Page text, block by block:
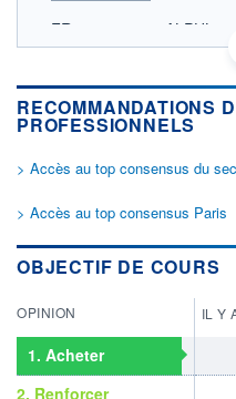
FR0012419307 ALPUL
EURONEXT PARIS
Cotation sur les autres
11h51
SECTEUR
Jouets
OUVERTURE
8,600
RECOMMANDATIONS
PROFESSIONNELS
> Accès au top consensus du
> Accès au top consensus Paris
OBJECTIF DE COURS
OPINION IL Y
1. Acheter
2. Renforcer